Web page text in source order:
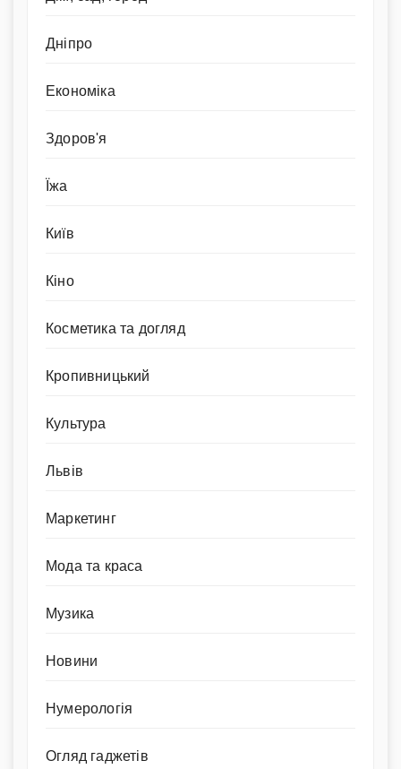
Дніпро
Економіка
Здоров'я
Їжа
Київ
Кіно
Косметика та догляд
Кропивницький
Культура
Львів
Маркетинг
Мода та краса
Музика
Новини
Нумерологія
Огляд гаджетів